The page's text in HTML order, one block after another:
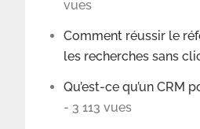
vues
Comment réussir le
les recherches sans
Qu’est-ce qu’un CRM
- 3 113 vues